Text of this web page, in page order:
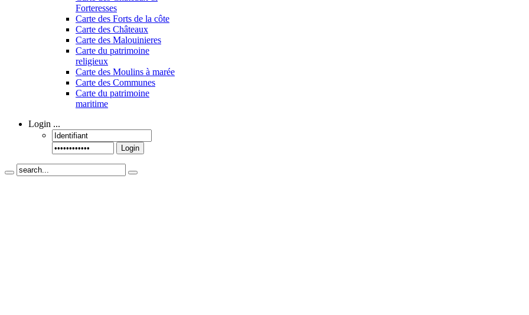
Forteresses
Carte des Forts de la côte
Carte des Châteaux
Carte des Malouinieres
Carte du patrimoine
religieux
Carte des Moulins à marée
Carte des Communes
Carte du patrimoine
maritime
Login ...
Login